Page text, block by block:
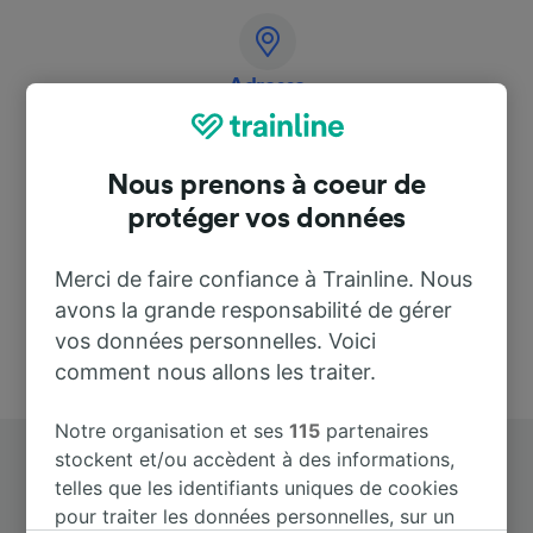
Adresse
07751 Zöllnitz
Deutschland
Nous prenons à coeur de
protéger vos données
Merci de faire confiance à Trainline. Nous
avons la grande responsabilité de gérer
vos données personnelles. Voici
comment nous allons les traiter.
Notre organisation et ses115 partenaires
stockent et/ou accèdent à des informations,
telles que les identifiants uniques de cookies
pour traiter les données personnelles, sur un